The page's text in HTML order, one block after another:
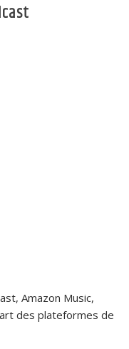
Amazon Music,
des plateformes de